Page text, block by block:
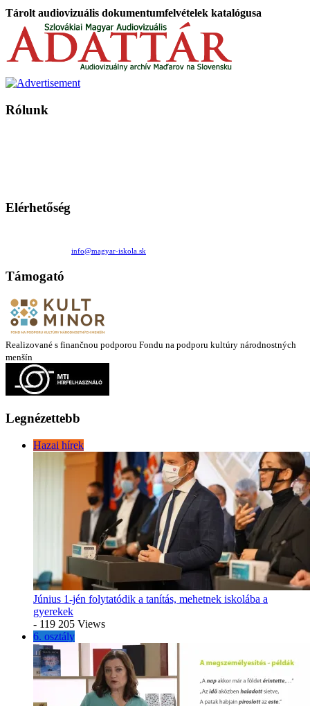
Tárolt audiovizuális dokumentumfelvételek katalógusa
Rólunk
Elérhetőség
info@magyar-iskola.sk
Támogató
Realizované s finančnou podporou Fondu na podporu kultúry národnostných
menšín
Legnézettebb
Hazai hírek
Június 1-jén folytatódik a tanítás, mehetnek iskolába a
gyerekek
- 119 205 Views
6. osztály